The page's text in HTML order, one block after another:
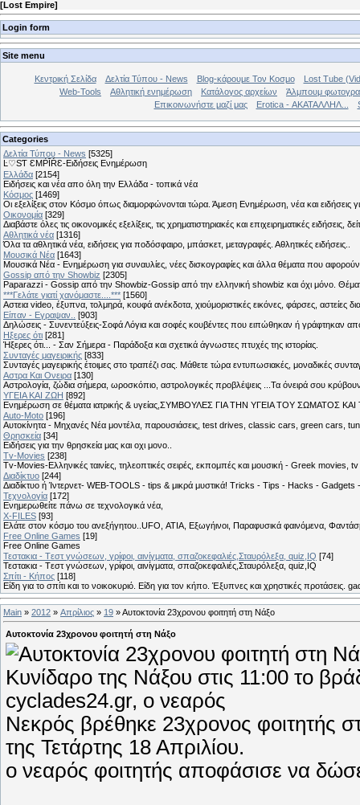
[Lost Empire]
Login form
Site menu
Κεντρική Σελίδα Δελτία Τύπου - News Blog-κάρουμε Τον Κοσμο
Lost Tube
Web-Tools
Αθλητική ενημέρωση Κατάλογος αρχείων
Άλμπουμ
Επικοινωνήστε μαζί μας
Erotica - ΑΚΑΤΑΛΛΗΛ...
Categories
Δελτία Τύπου - News [5325]
Ŀ♡SƬ ƐMṖĪŔƐ-Ειδήσεις Ενημέρωση
Ελλάδα [2154]
Ειδήσεις και νέα απο όλη την Ελλάδα - τοπικά νέα
Κόσμος [1469]
Οι εξελίξεις στον Κόσμο όπως διαμορφώνονται τώρα. Άμεση Ενημέρωση, νέα και
Οικονομία [329]
Διαβάστε όλες τις οικονομικές εξελίξεις, τις χρηματιστηριακές και επιχειρηματικές ειδήσεις,
Αθλητικά νέα [1316]
Όλα τα αθλητικά νέα, ειδήσεις για ποδόσφαιρο, μπάσκετ, μεταγραφές. Αθλητικές ειδήσεις..
Μουσικά Νέα [1643]
Μουσικά Νέα - Ενημέρωση για συναυλίες, νέες δισκογραφίες και άλλα θέματα που
Gossip από την Showbiz [2305]
Paparazzi - Gossip από την Showbiz-Gossip από την ελληνική showbiz και όχι μόνο.
***Γελάτε γιατί χανόμαστε....*** [1560]
Αστεια video, έξυπνα, τολμηρά, κουφά ανέκδοτα, χιούμοριστικές εικόνες, φάρσες, αστείες
Είπαν - Εγραψαν..
[903]
Δηλώσεις - Συνεντεύξεις-Σοφά Λόγια και σοφές κουβέντες που ειπώθηκαν ή
Hξερες ότι [281]
Ήξερες ότι... - Σαν Σήμερα - Παράδοξα και σχετικά άγνωστες πτυχές της ιστορίας.
Συνταγές μαγειρικής [833]
Συνταγές μαγειρικής έτοιμες στο τραπέζι σας. Μάθετε τώρα εντυπωσιακές, μοναδικές
Αστρα Και Ονειρα [130]
Αστρολογία, ζώδια σήμερα, ωροσκόπιο, αστρολογικές προβλέψεις ...Τα όνειρά σου
ΥΓΕΙΑ ΚΑΙ ΖΩΗ [892]
Eνημέρωση σε θέματα ιατρικής & υγείας,ΣΥΜΒΟΥΛΕΣ ΓΙΑ ΤΗΝ ΥΓΕΙΑ ΤΟΥ ΣΩΜΑΤΟΣ
Auto-Moto [196]
Αυτοκίνητα - Μηχανές Νέα μοντέλα, παρουσιάσεις, test drives, classic cars, green cars,
Θρησκεία [34]
Ειδήσεις για την θρησκεία μας και οχι μονο..
Tv-Movies [238]
Tv-Movies-Ελληνικές ταινίες, τηλεοπτικές σειρές, εκπομπές και μουσική - Greek movies,
Διαδίκτυο [244]
Διαδίκτυο ή Ίντερνετ- WEB-TOOLS - tips & μικρά μυστικά! Tricks - Tips - Hacks - Gadgets
Τεχνολογία [172]
Ενημερωθείτε πάνω σε τεχνολογικά νέα,
X-FILES [93]
Ελάτε στον κόσμο του ανεξήγητου..UFO, ΑΤΙΑ, Εξωγήινοι, Παραφυσικά φαινόμενα,
Free Online Games [19]
Free Online Games
Τεστακια - Tεστ γνώσεων, γρίφοι, αινίγματα, σπαζοκεφαλιές,Σταυρόλεξα, quiz,IQ [74]
Τεστακια - Tεστ γνώσεων, γρίφοι, αινίγματα, σπαζοκεφαλιές,Σταυρόλεξα, quiz,IQ
Σπίτι - Κήπος [118]
Είδη για το σπίτι και το νοικοκυριό. Είδη για τον κήπο. Έξυπνες και χρηστικές προτάσεις.
Main » 2012 » Απρίλιος » 19 » Αυτοκτονία 23χρονου φοιτητή στη Νάξο
Αυτοκτονία 23χρονου φοιτητή στη Νάξο
Νεκρός βρέθηκε 23χρονος φοιτητής
της Τετάρτης 18 Απριλίου.
ο νεαρός φοιτητής αποφάσισε να